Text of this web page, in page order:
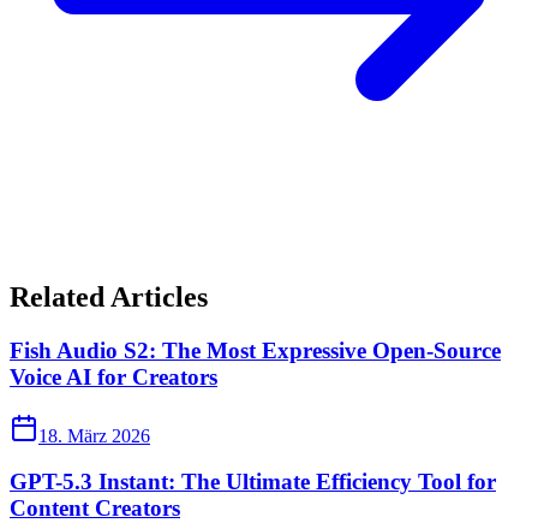
Related Articles
Fish Audio S2: The Most Expressive Open-Source
Voice AI for Creators
18. März 2026
GPT-5.3 Instant: The Ultimate Efficiency Tool for
Content Creators